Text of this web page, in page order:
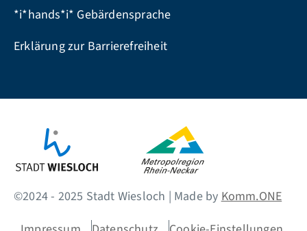
*i*hands*i* Gebärdensprache
Erklärung zur Barrierefreiheit
©2024 - 2025 Stadt Wiesloch | Made byKomm.ONE